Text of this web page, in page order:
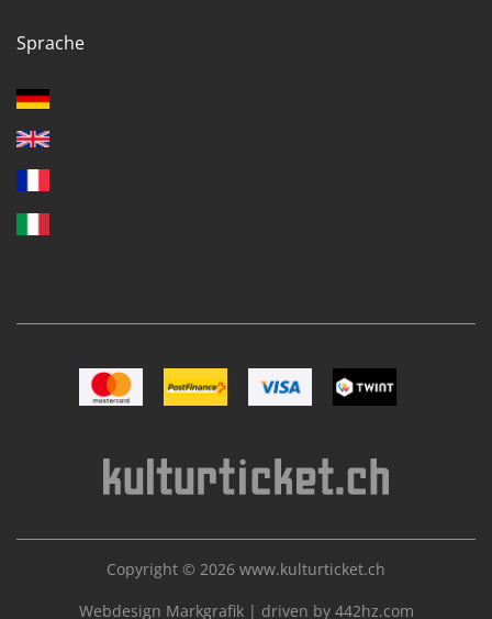
Sprache
Bild MastercardBild Postfinance
Bild VISA Bild TWINT
Copyright © 2026 www.kulturticket.ch
Webdesign Markgrafik | driven by 442hz.com